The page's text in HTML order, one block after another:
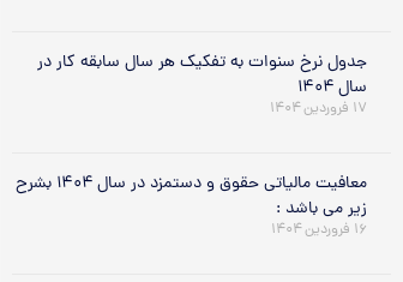
جدول نرخ سنوات به تفکیک هر سال سابقه کار در
سال ۱۴۰۴
۱۷ فروردین ۱۴۰۴
معافیت مالیاتی حقوق و دستمزد در سال ۱۴۰۴ بشرح
زیر می باشد :
۱۶ فروردین ۱۴۰۴